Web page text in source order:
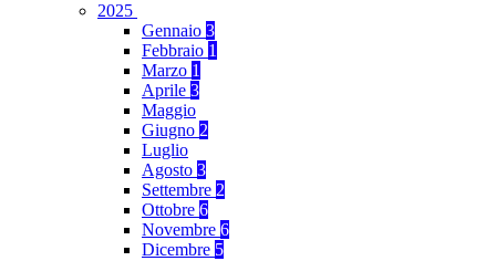
2025
Gennaio 3
Febbraio 1
Marzo 1
Aprile 3
Maggio
Giugno 2
Luglio
Agosto 3
Settembre 2
Ottobre 6
Novembre 6
Dicembre 5